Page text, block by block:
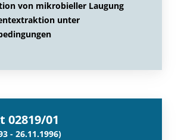
von mikrobieller Laugung
unter
02819/01
- 26.11.1996)